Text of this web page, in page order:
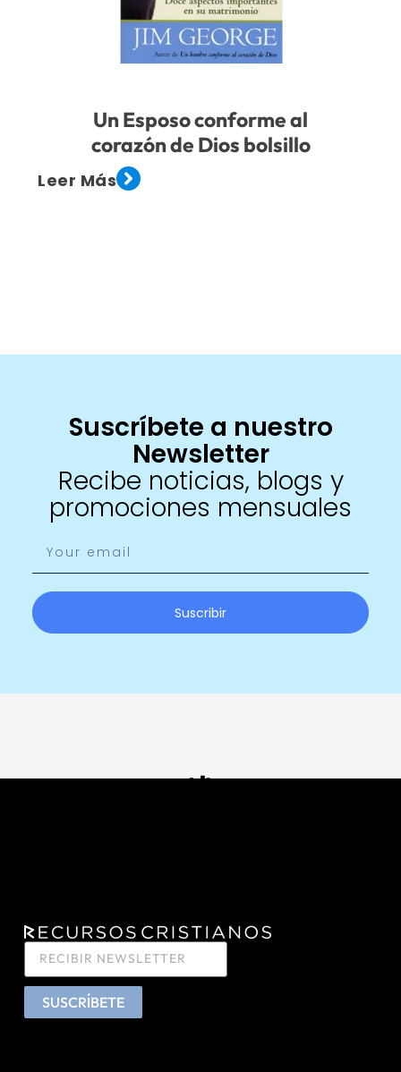
Un Esposo conforme al
corazón de Dios bolsillo
Leer Más
Suscríbete a nuestro
Newsletter
Recibe noticias, blogs y
promociones mensuales
Suscribir
SUSCRÍBETE